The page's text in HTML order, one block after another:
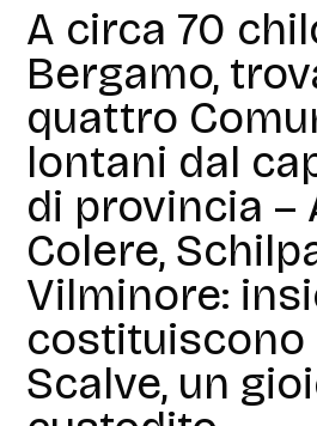
A circa 70
Bergamo,
quattro
lontani dal
di provincia –
Colere,
Vilminore:
costituiscono
Scalve, un